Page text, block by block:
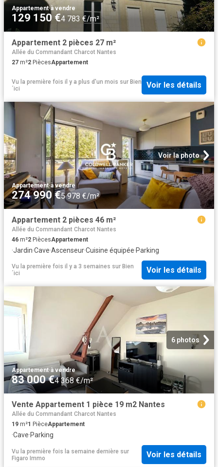
Appartement·à vendre
129 150 €4 783 €/m²
Appartement 2 pièces 27 m²
Allée du Commandant Charcot Nantes
27 m²2 PiècesAppartement
Vu la première fois il y a plus d'un mois sur Bien
´ici
Voir les détails
Voir la photo
Appartement·à vendre
274 990 €5 978 €/m²
Appartement 2 pièces 46 m²
Allée du Commandant Charcot Nantes
46 m²2 PiècesAppartement
·Jardin·Cave·Ascenseur·Cuisine équipée·Parking
Vu la première fois il y a 3 semaines sur Bien
´ici
Voir les détails
6 photos
Appartement·à vendre
83 000 €4 368 €/m²
Vente Appartement 1 pièce 19 m2 Nantes
Allée du Commandant Charcot Nantes
19 m²1 PièceAppartement
·Cave·Parking
Vu la première fois la semaine dernière sur
Figaro Immo
Voir les détails